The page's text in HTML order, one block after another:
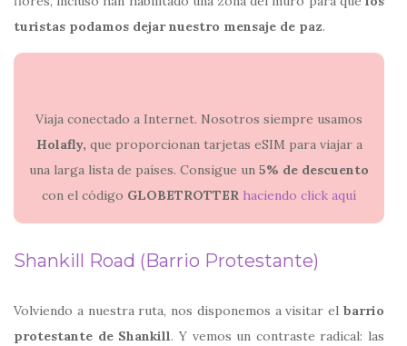
turistas podamos dejar nuestro mensaje de paz.
Viaja conectado a Internet. Nosotros siempre usamos
Holafly, que proporcionan tarjetas eSIM para viajar a
una larga lista de países. Consigue un 5% de descuento
con el código GLOBETROTTER haciendo click aquí
Shankill Road (Barrio Protestante)
Volviendo a nuestra ruta, nos disponemos a visitar el barrio
protestante de Shankill. Y vemos un contraste radical: las